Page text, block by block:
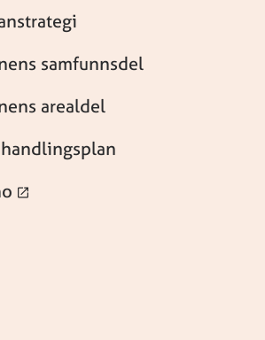
samfunnsdel
arealdel